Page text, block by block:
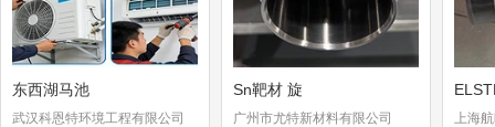
东西湖马池
武汉科恩特环境工程有限公司
Sn靶材 旋
广州市尤特新材料有限公司 上海